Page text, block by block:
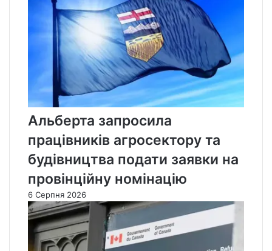
Альберта запросила
працівників агросектору та
будівництва подати заявки на
провінційну номінацію
6 Серпня 2026